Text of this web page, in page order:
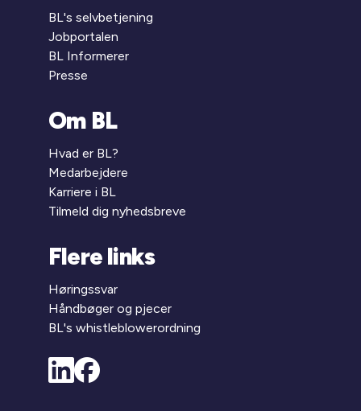
BL's selvbetjening
Jobportalen
BL Informerer
Presse
Om BL
Hvad er BL?
Medarbejdere
Karriere i BL
Tilmeld dig nyhedsbreve
Flere links
Høringssvar
Håndbøger og pjecer
BL's whistleblowerordning